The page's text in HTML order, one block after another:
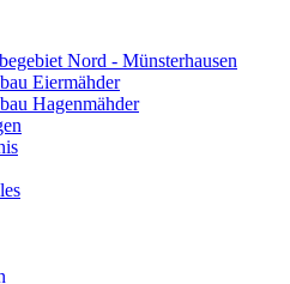
Nord - Münsterhausen
Eiermähder
Hagenmähder